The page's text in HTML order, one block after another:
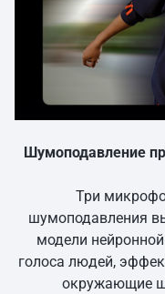
Шумоподавление
Три
шумоподавления
модели
голоса людей,
окружающие